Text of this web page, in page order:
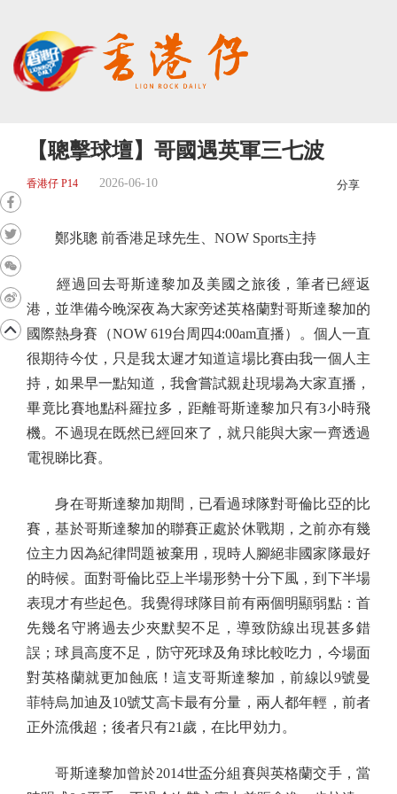
【聰擊球壇】哥國遇英軍三七波
香港仔 P14 2026-06-10 分享
鄭兆聰 前香港足球先生、NOW Sports主持
經過回去哥斯達黎加及美國之旅後，筆者已經返
港，並準備今晚深夜為大家旁述英格蘭對哥斯達黎加的
國際熱身賽（NOW 619台周四4:00am直播）。個人一直
很期待今仗，只是我太遲才知道這場比賽由我一個人主
持，如果早一點知道，我會嘗試親赴現場為大家直播，
畢竟比賽地點科羅拉多，距離哥斯達黎加只有3小時飛
機。不過現在既然已經回來了，就只能與大家一齊透過
電視睇比賽。
身在哥斯達黎加期間，已看過球隊對哥倫比亞的比
賽，基於哥斯達黎加的聯賽正處於休戰期，之前亦有幾
位主力因為紀律問題被棄用，現時人腳絕非國家隊最好
的時候。面對哥倫比亞上半場形勢十分下風，到下半場
表現才有些起色。我覺得球隊目前有兩個明顯弱點：首
先幾名守將過去少夾默契不足，導致防線出現甚多錯
誤；球員高度不足，防守死球及角球比較吃力，今場面
對英格蘭就更加蝕底！這支哥斯達黎加，前線以9號曼
菲特烏加迪及10號艾高卡最有分量，兩人都年輕，前者
正外流俄超；後者只有21歲，在比甲効力。
哥斯達黎加曾於2014世盃分組賽與英格蘭交手，當